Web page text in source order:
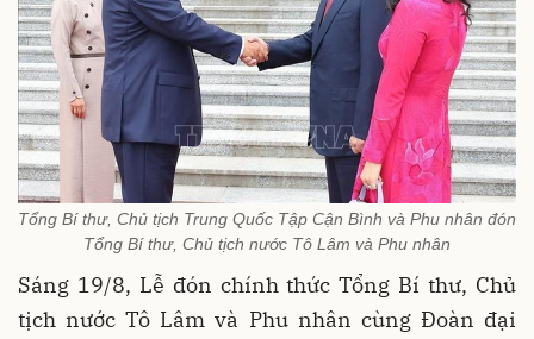
Tổng Bí thư, Chủ tịch Trung Quốc Tập Cận Bình và Phu nhân đón
Tổng Bí thư, Chủ tịch nước Tô Lâm và Phu nhân
Sáng 19/8, Lễ đón chính thức Tổng Bí thư, Chủ
tịch nước Tô Lâm và Phu nhân cùng Đoàn đại